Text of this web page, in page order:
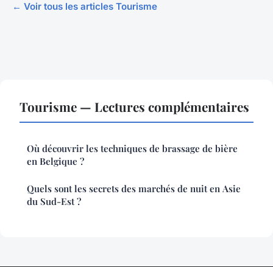
← Voir tous les articles Tourisme
Tourisme — Lectures complémentaires
Où découvrir les techniques de brassage de bière
en Belgique ?
Quels sont les secrets des marchés de nuit en Asie
du Sud-Est ?